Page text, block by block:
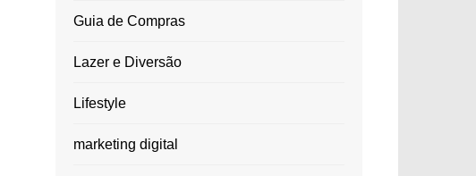
Guia de Compras
Lazer e Diversão
Lifestyle
marketing digital